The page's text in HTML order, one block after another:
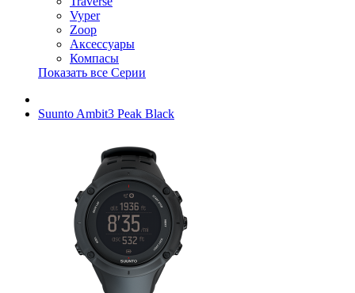
Vyper
Zoop
Аксессуары
Компасы
Показать все Серии
Suunto Ambit3 Peak Black